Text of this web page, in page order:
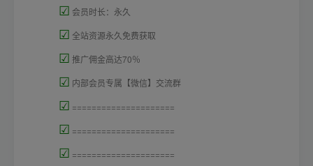
☑ 会员时长：永久
☑ 全站资源永久免费获取
☑ 推广佣金高达70％
☑ 内部会员专属【微信】交流群
☑ =====================
☑ =====================
☑ =====================